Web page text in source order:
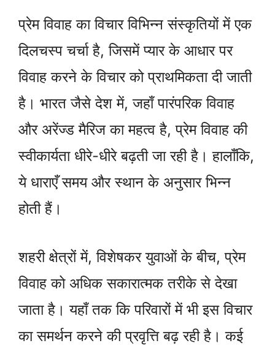
प्रेम विवाह का विचार विभिन्न संस्कृतियों में एक
दिलचस्प चर्चा है, जिसमें प्यार के आधार पर
विवाह करने के विचार को प्राथमिकता दी जाती
है। भारत जैसे देश में, जहाँ पारंपरिक विवाह
और अरेंज्ड मैरिज का महत्व है, प्रेम विवाह की
स्वीकार्यता धीरे-धीरे बढ़ती जा रही है। हालाँकि,
ये धाराएँ समय और स्थान के अनुसार भिन्न
होती हैं।
शहरी क्षेत्रों में, विशेषकर युवाओं के बीच, प्रेम
विवाह को अधिक सकारात्मक तरीके से देखा
जाता है। यहाँ तक कि परिवारों में भी इस विचार
का समर्थन करने की प्रवृत्ति बढ़ रही है। कई